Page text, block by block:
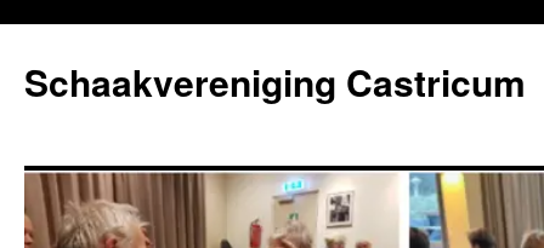
de
inhoud
Schaakvereniging Castricum